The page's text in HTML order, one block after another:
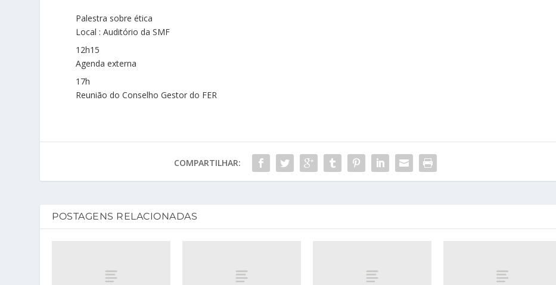
Palestra sobre ética
Local : Auditório da SMF
12h15
Agenda externa
17h
Reunião do Conselho Gestor do FER
COMPARTILHAR:
POSTAGENS RELACIONADAS